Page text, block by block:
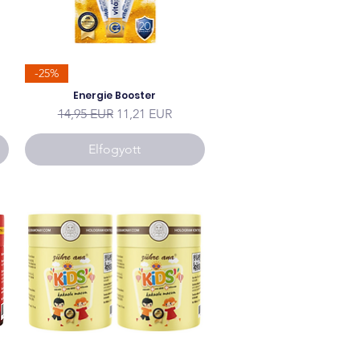
-25%
Energie Booster
Szokásos ár
14,95 EUR Akciós ár
11,21 EUR
Elfogyott